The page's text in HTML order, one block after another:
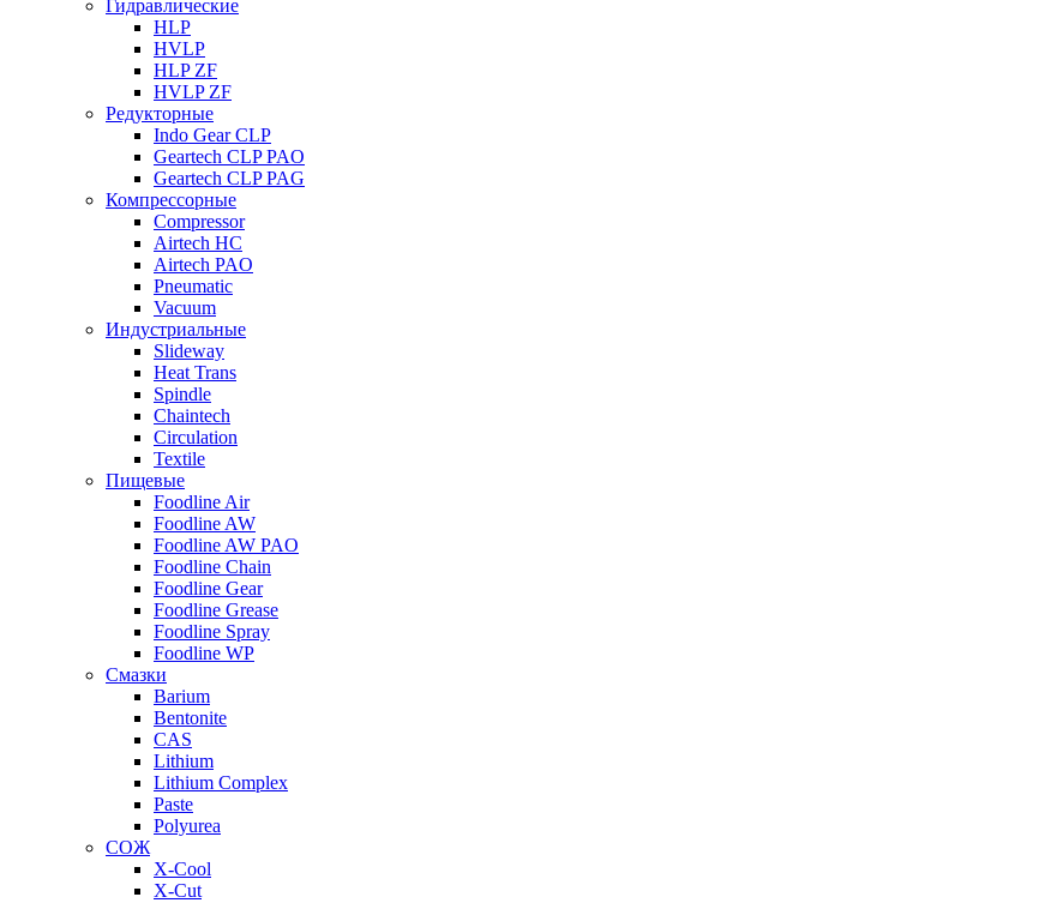
Гидравлические
HLP
HVLP
HLP ZF
HVLP ZF
Редукторные
Indo Gear CLP
Geartech CLP PAO
Geartech CLP PAG
Компрессорные
Compressor
Airtech HC
Airtech PAO
Pneumatic
Vacuum
Индустриальные
Slideway
Heat Trans
Spindle
Chaintech
Circulation
Textile
Пищевые
Foodline Air
Foodline AW
Foodline AW PAO
Foodline Chain
Foodline Gear
Foodline Grease
Foodline Spray
Foodline WP
Смазки
Barium
Bentonite
CAS
Lithium
Lithium Complex
Paste
Polyurea
СОЖ
X-Cool
X-Cut